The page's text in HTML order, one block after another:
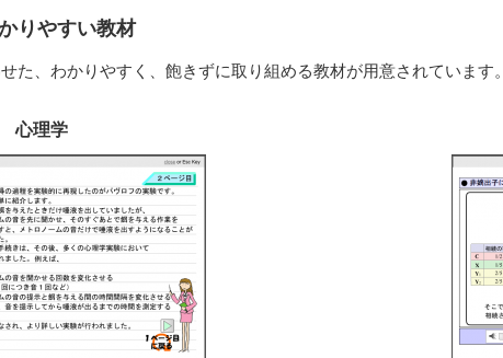
りやすい教材
た、わかりやすく、飽きずに取り組める教材が用意されています。
心理学